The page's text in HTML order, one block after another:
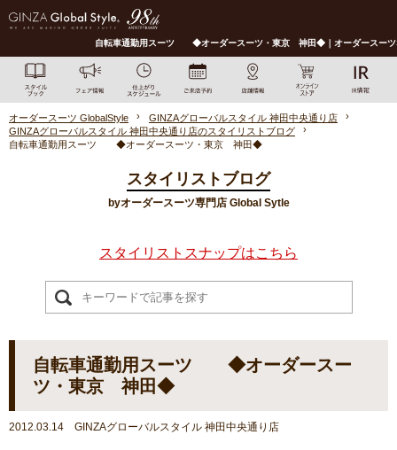
自転車通勤用スーツ ◆オーダースーツ・東京 神田◆｜オーダースー
オーダースーツ GlobalStyle
GINZAグローバルスタイル 神田中央通り店
GINZAグローバルスタイル 神田中央通り店のスタイリストブログ
自転車通勤用スーツ ◆オーダースーツ・東京 神田◆
スタイリストブログ
byオーダースーツ専門店 Global Sytle
スタイリストスナップはこちら
自転車通勤用スーツ ◆オーダースー
ツ・東京 神田◆
2012.03.14 GINZAグローバルスタイル 神田中央通り店